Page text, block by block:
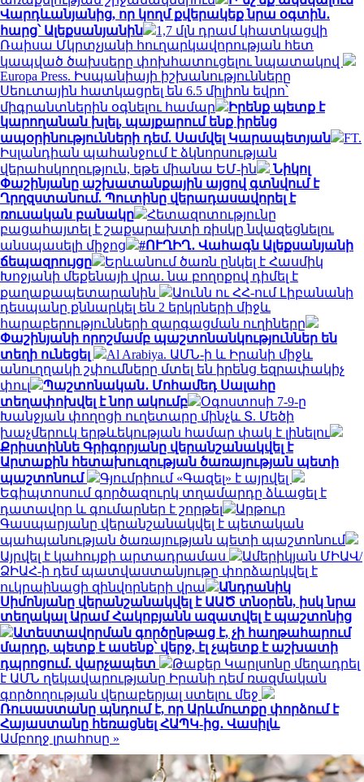
Վարդևանյանից, որ կողմ քվերակեք նրա օգտին․
հարց՝ Ալեքսանյանին
1,7 մլն դրամ կհատկացվի
Ռաիսա Մկրտչյանի հուղարկավորության հետ
կապված ծախսերը փոխհատուցելու նպատակով
Europa Press. Իսպանիայի իշխանությունները
Սեուտային հատկացրել են 6.5 միլիոն եվրո՝
միգրանտներին օգնելու համար
Իրենք պետք է
կարողանան խլել, պայքարում ենք իրենց
ապօրինությունների դեմ. Սամվել Կարապետյան
FT.
Իսլանդիան պահանջում է ձկնորսության
վերահսկողություն, եթե միանա ԵՄ-ին
Նիկոլ
Փաշինյանը աշխատանքային այցով գտնվում է
Ղրղզստանում. Պուտինը վերադասավորել է
ռուսական բանակը
Հետազոտությունը
բացահայտել է շաքարախտի ռիսկը նվազեցնելու
անսպասելի միջոց
#ՈՒՂԻՂ․ Վահագն Ալեքսանյանի
ճեպազրույցը
Երևանում ծառն ընկել է Հասմիկ
Խոջյանի մեքենայի վրա. նա բողոքով դիմել է
քաղաքապետարանին
Աունն ու ՀՀ-ում Լիբանանի
դեսպանը քննարկել են 2 երկրների միջև
հարաբերությունների զարգացման ուղիները
Փաշինյանի որոշմամբ պաշտոնանկություններ են
տեղի ունեցել
Al Arabiya. ԱՄՆ-ի և Իրանի միջև
անուղղակի շփումները մտել են իրենց եզրափակիչ
փուլ
Պաշտոնական․ Մոհամեդ Սալահը
տեղափոխվել է նոր ակումբ
Օգոստոսի 7-9-ը
Խանջյան փողոցի ուղետարը մինչև Տ. Մեծի
խաչմերուկ երթևեկության համար փակ է լինելու
Քրիստիննե Գրիգորյանը վերանշանակվել է
Արտաքին հետախուզության ծառայության պետի
պաշտոնում
Գյումրիում «Գազել» է այրվել
Եգիպտոսում գործազուրկ տղամարդը ձևացել է
դատավոր և գումարներ է շորթել
Արթուր
Գասպարյանը վերանշանակվել է պետական
պահպանության ծառայության պետի պաշտոնում
Այրվել է կահույքի արտադրամաս
Ամերիկյան ՄԻԱՎ/
ՁԻԱՀ-ի դեմ պատվաստանյութը փորձարկվել է
ուկրաինացի զինվորների վրա
Անդրանիկ
Սիմոնյանը վերանշանակվել է ԱԱԾ տնօրեն, իսկ նրա
տեղակալ Արամ Հակոբյանն ազատվել է պաշտոնից
Ատեստավորման գործընթաց է, չի հաղթահարում
մարդը, պետք է ասենք՝ վերջ, էլ չպետք է աշխատի
դպրոցում. վարչապետ
Թաքեր Կարլսոնը մեղադրել
է ԱՄՆ ղեկավարությանը Իրանի դեմ ռազմական
գործողության վերաբերյալ ստելու մեջ
Ռուսաստանը պնդում է, որ Արևմուտքը փորձում է
Հայաստանը հեռացնել ՀԱՊԿ-ից․ Վասիլև
Ամբողջ լրահոսը »